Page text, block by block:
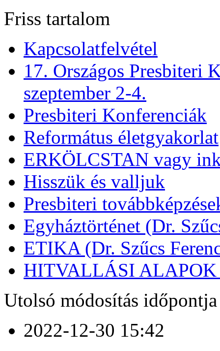
Friss tartalom
Kapcsolatfelvétel
17. Országos Presbiteri
szeptember 2-4.
Presbiteri Konferenciák
Református életgyakorlat
ERKÖLCSTAN vagy
Hisszük és valljuk
Presbiteri
Egyháztörténet (Dr.
ETIKA (Dr. Szűcs
HITVALLÁSI ALAPOK
Utolsó módosítás időpontja
2022-12-30 15:42